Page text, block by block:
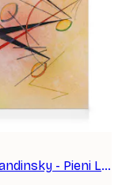
Wassily Kandinsky - Pieni Lämmin Kanvaasi